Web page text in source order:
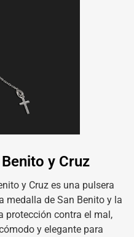
y Cruz
y Cruz es una pulsera
medalla de San Benito y la
protección contra el mal,
y elegante para